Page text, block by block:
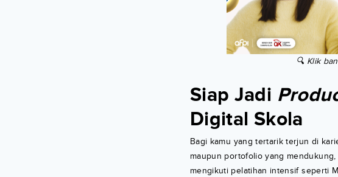
🔍 Klik
Siap Jadi
Digital Skola
Bagi kamu yang tertarik terjun di
maupun portofolio yang
mengikuti pelatihan intensif seperti